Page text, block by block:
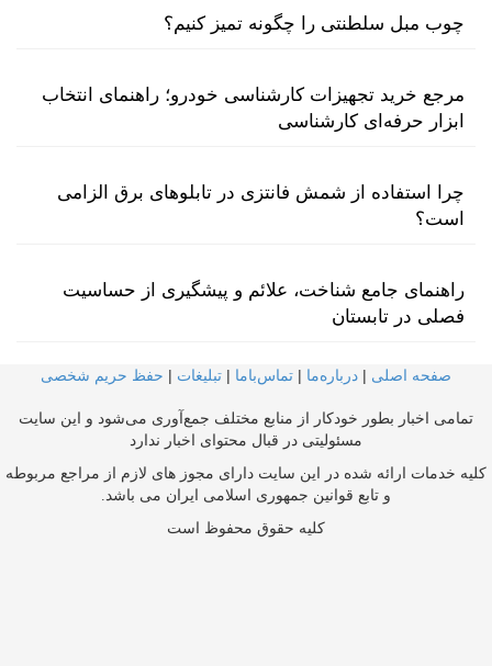
چوب مبل سلطنتی را چگونه تمیز کنیم؟
مرجع خرید تجهیزات کارشناسی خودرو؛ راهنمای انتخاب
ابزار حرفه‌ای کارشناسی
چرا استفاده از شمش فانتزی در تابلوهای برق الزامی
است؟
راهنمای جامع شناخت، علائم و پیشگیری از حساسیت
فصلی در تابستان
صفحه اصلی | درباره‌ما | تماس‌با‌ما | تبلیغات | حفظ حریم شخصی
تمامی اخبار بطور خودکار از منابع مختلف جمع‌آوری می‌شود و این سایت
مسئولیتی در قبال محتوای اخبار ندارد
کلیه خدمات ارائه شده در این سایت دارای مجوز های لازم از مراجع مربوطه
و تابع قوانین جمهوری اسلامی ایران می باشد.
کلیه حقوق محفوظ است